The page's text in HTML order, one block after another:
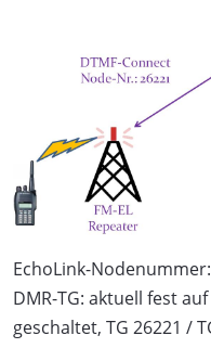
EchoLink-
DMR-TG: aktuell fest
geschaltet, TG 26221 /